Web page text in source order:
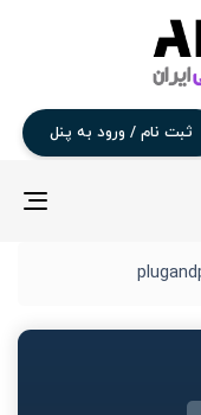
ثبت نام / ورود به پنل